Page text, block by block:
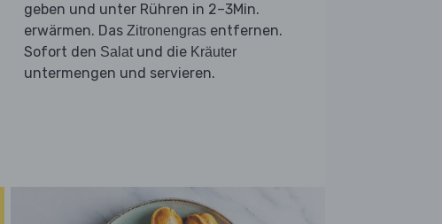
geben und unter Rühren in 2–3Min.
erwärmen. Das Zitronengras entfernen.
Sofort den Salatund die Kräuter
untermengen und servieren.